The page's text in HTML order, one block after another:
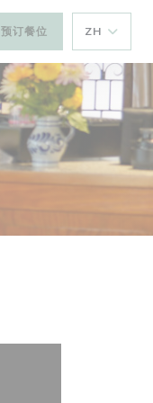
预订餐位 ZH